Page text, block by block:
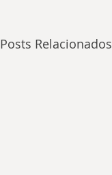
Posts Relacionados